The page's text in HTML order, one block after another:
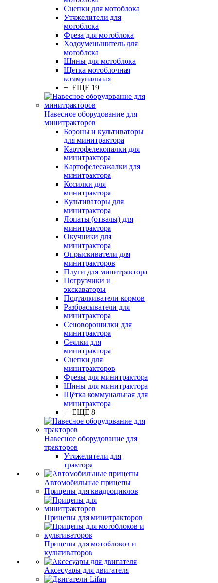
Сцепки для мотоблока
Утяжелители для
мотоблока
Фреза для мотоблока
Ходоуменьшитель для
мотоблока
Шины для мотоблока
Щетка мотоблочная
коммунальная
+ ЕЩЕ 19
Навесное оборудование для
минитракторов
Бороны и культиваторы
для минитрактора
Картофелекопалки для
минитрактора
Картофелесажалки для
минитрактора
Косилки для
минитрактора
Культиваторы для
минитрактора
Лопаты (отвалы) для
минитрактора
Окучники для
минитрактора
Опрыскиватели для
минитракторов
Плуги для минитрактора
Погрузчики и
экскаваторы
Подталкиватели кормов
Разбрасыватели для
минитрактора
Сеноворошилки для
минитрактора
Сеялки для
минитрактора
Сцепки для
минитракторов
Фрезы для минитрактора
Шины для минитрактора
Щётка коммунальная для
минитрактора
+ ЕЩЕ 8
Навесное оборудование для
тракторов
Утяжелители для
трактора
Автомобильные прицепы
Прицепы для квадроциклов
Прицепы для минитракторов
Прицепы для мотоблоков и
культиваторов
Аксесуары для двигателя